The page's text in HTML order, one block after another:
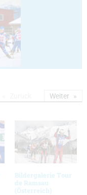
Bildergalerie Tour
de Ramsau
(Österreich)
Weiter